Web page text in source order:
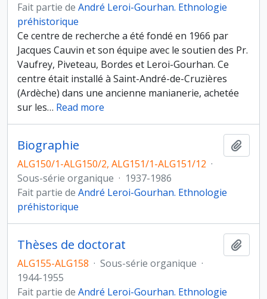
Fait partie de André Leroi-Gourhan. Ethnologie
préhistorique
Ce centre de recherche a été fondé en 1966 par
Jacques Cauvin et son équipe avec le soutien des Pr.
Vaufrey, Piveteau, Bordes et Leroi-Gourhan. Ce
centre était installé à Saint-André-de-Cruzières
(Ardèche) dans une ancienne manianerie, achetée
sur les… Read more
Biographie
ALG150/1-ALG150/2, ALG151/1-ALG151/12 ·
Sous-série organique · 1937-1986
Fait partie de André Leroi-Gourhan. Ethnologie
préhistorique
Thèses de doctorat
ALG155-ALG158 · Sous-série organique ·
1944-1955
Fait partie de André Leroi-Gourhan. Ethnologie